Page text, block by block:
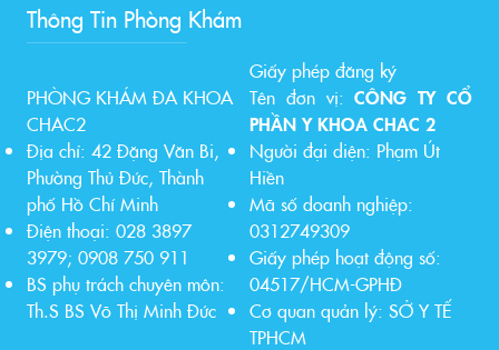
Thông Tin Phòng Khám
PHÒNG KHÁM ĐA KHOA
CHAC2
Địa chỉ: 42 Đặng Văn Bi,
Phường Thủ Đức, Thành
phố Hồ Chí Minh
Điện thoại: 028 3897
3979; 0908 750 911
BS phụ trách chuyên môn:
Th.S BS Võ Thị Minh Đức
Giấy phép đăng ký
Tên đơn vị:CÔNG TY CỔ
PHẦN Y KHOA CHAC 2
Người đại diện: Phạm Út
Hiền
Mã số doanh nghiệp:
0312749309
Giấy phép hoạt động số:
04517/HCM-GPHĐ
Cơ quan quản lý: SỞ Y TẾ
TPHCM